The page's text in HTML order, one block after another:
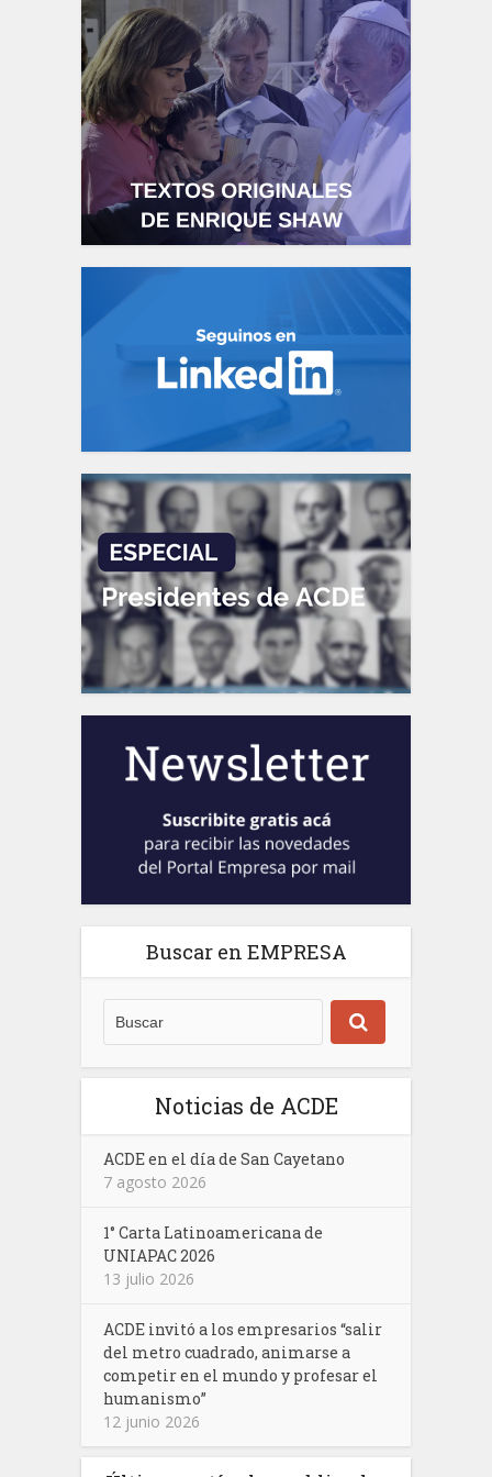
Buscar en EMPRESA
Noticias de ACDE
ACDE en el día de San Cayetano
7 agosto 2026
1° Carta Latinoamericana de
UNIAPAC 2026
13 julio 2026
ACDE invitó a los empresarios “salir
del metro cuadrado, animarse a
competir en el mundo y profesar el
humanismo”
12 junio 2026